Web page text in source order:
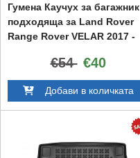
Гумена Каучух за багажник
подходяща за Land Rover
Range Rover VELAR 2017 -
€54 €40
Добави в количката